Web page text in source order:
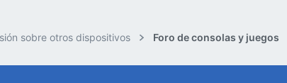
sobre otros dispositivos Foro de consolas y juegos